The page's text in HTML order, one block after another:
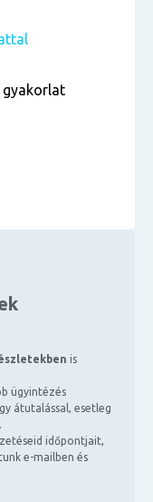
is
ügyintézés
átutalással, esetleg
időpontjait,
e-mailben és
gyakorlat